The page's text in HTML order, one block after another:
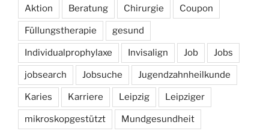
Aktion Beratung Chirurgie Coupon
Füllungstherapie gesund
Individualprophylaxe Invisalign Job Jobs
jobsearch Jobsuche Jugendzahnheilkunde
Karies Karriere Leipzig Leipziger
mikroskopgestützt Mundgesundheit